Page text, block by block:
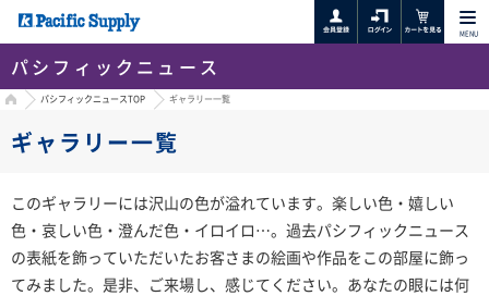
MENU
パシフィックニュース
HOMEパシフィックニュースTOP ギャラリー一覧
ギャラリー一覧
このギャラリーには沢山の色が溢れています。楽しい色・嬉しい
色・哀しい色・澄んだ色・イロイロ…。過去パシフィックニュース
の表紙を飾っていただいたお客さまの絵画や作品をこの部屋に飾っ
てみました。是非、ご来場し、感じてください。あなたの眼には何